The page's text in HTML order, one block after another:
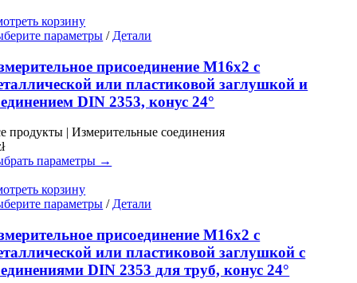
корзину
параметры Этот
имеет
несколько
вариаций.
Опции
выбрать
странице
/ Детали
присоединение M16x2 с
или пластиковой заглушкой и
DIN 2353, конус 24°
продукты | Измерительные соединения
параметры →
корзину
параметры Этот
имеет
несколько
вариаций.
Опции
/ Детали
присоединение M16x2 с
или пластиковой заглушкой с
DIN 2353 для труб, конус 24°